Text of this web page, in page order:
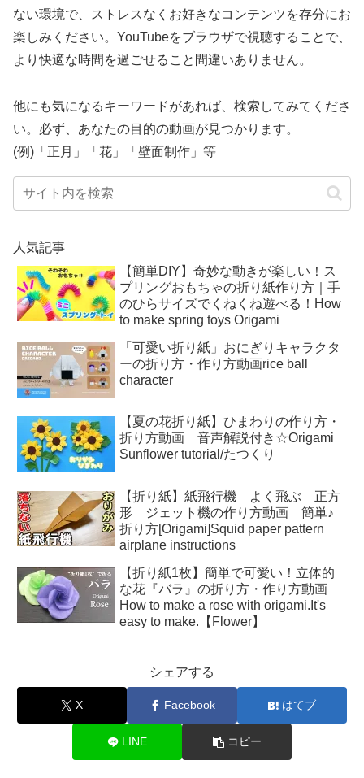
ない環境で、ストレスなくお好きなコンテンツを存分にお
楽しみください。YouTubeをブラウザで視聴することで、
より快適な時間を過ごせること間違いありません。
他にも気になるキーワードがあれば、検索してみてくださ
い。必ず、あなたの目的の動画が見つかります。
(例)「正月」「花」「壁面制作」等
人気記事
【簡単DIY】奇妙な動きが楽しい！ス
プリングおもちゃの折り紙作り方｜手
のひらサイズでくねくね遊べる！How
to make spring toys Origami
「可愛い折り紙」おにぎりキャラクタ
ーの折り方・作り方動画rice ball
character
【夏の花折り紙】ひまわりの作り方・
折り方動画 音声解説付き☆Origami
Sunflower tutorial/たつくり
【折り紙】紙飛行機 よく飛ぶ 正方
形 ジェット機の作り方動画 簡単♪
折り方[Origami]Squid paper pattern
airplane instructions
【折り紙1枚】簡単で可愛い！立体的
な花『バラ』の折り方・作り方動画
How to make a rose with origami.It's
easy to make.【Flower】
シェアする
X Facebook はてブ
LINE コピー